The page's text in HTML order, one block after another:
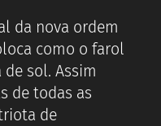
da nova ordem
como o farol
sol. Assim
de todas as
de